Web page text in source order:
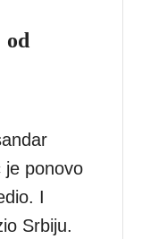
od
je ponovo
I
Srbiju.